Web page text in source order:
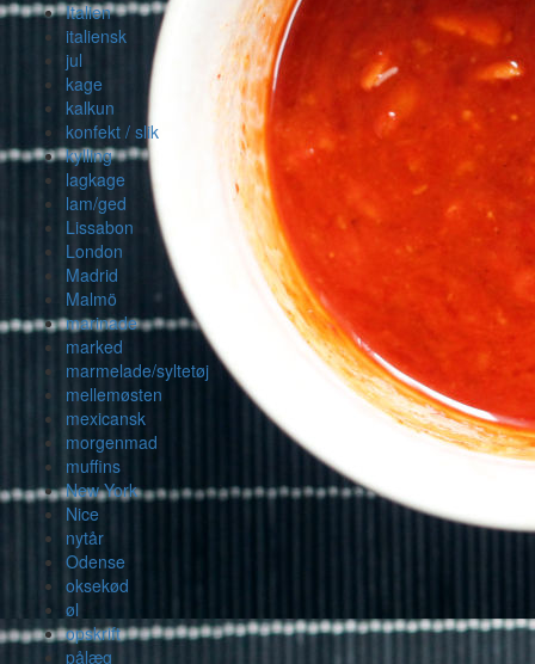
Italien
italiensk
jul
kage
kalkun
konfekt / slik
kylling
lagkage
lam/ged
Lissabon
London
Madrid
Malmö
marinade
marked
marmelade/syltetøj
mellemøsten
mexicansk
morgenmad
muffins
New York
Nice
nytår
Odense
oksekød
øl
opskrift
pålæg